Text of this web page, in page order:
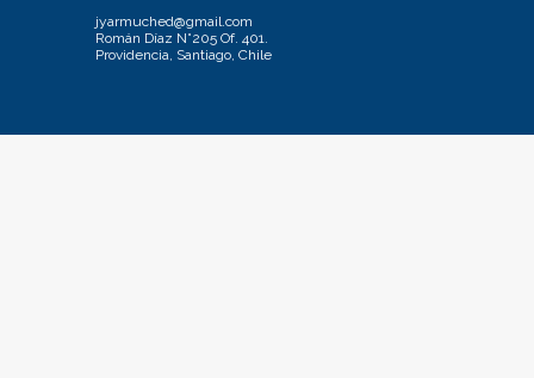
jyarmuched@gmail.com
Román Díaz N°205 Of. 401.
Providencia, Santiago, Chile